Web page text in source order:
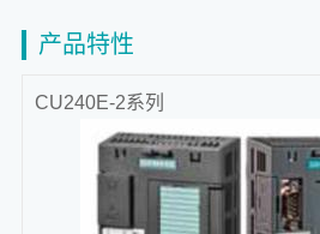
产品特性
CU240E-2系列